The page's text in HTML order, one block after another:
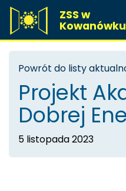
ZSS w
Kowanówku
Powrót do listy
Projekt
Dobrej
5 listopada 2023